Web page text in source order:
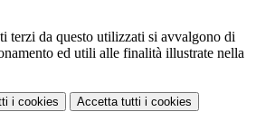
terzi da questo utilizzati si avvalgono di
ed utili alle finalità illustrate nella
i cookies Accetta tutti i cookies